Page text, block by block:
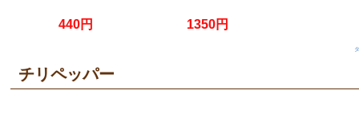
440円
1350円
チリペッパー